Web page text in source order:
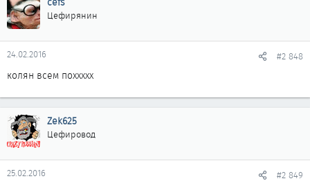
Цефирянин
24.02.2016 #2 848
колян всем поххххх
Zek625
Цефировод
25.02.2016 #2 849